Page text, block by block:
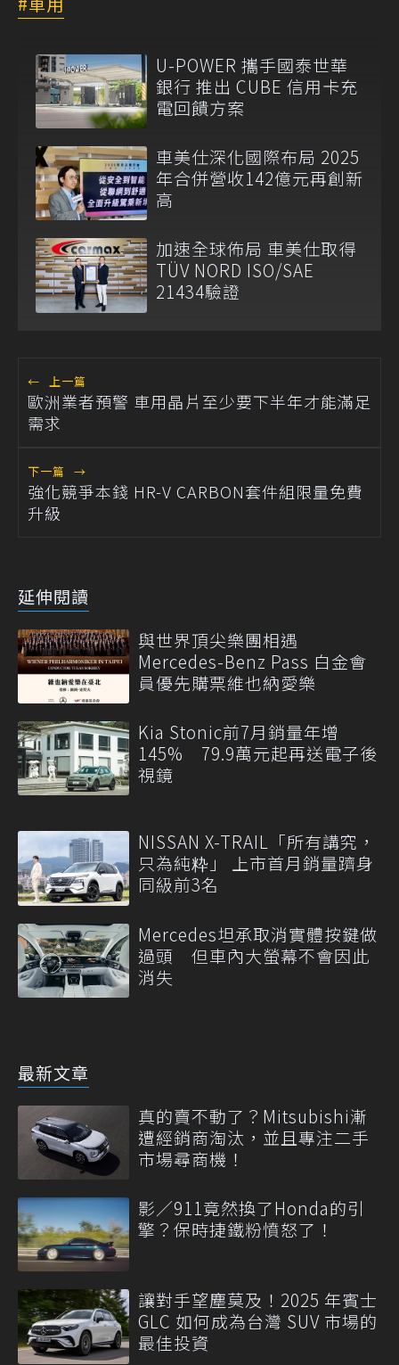
U-POWER 攜手國泰世華
銀行 推出 CUBE 信用卡充
電回饋方案
車美仕深化國際布局 2025
年合併營收142億元再創新
高
加速全球佈局 車美仕取得
TÜV NORD ISO/SAE
21434驗證
← 上一篇
歐洲業者預警 車用晶片至少要下半年才能滿足
需求
下一篇 →
強化競爭本錢 HR-V CARBON套件組限量免費
升級
延伸閱讀
與世界頂尖樂團相遇
Mercedes-Benz Pass 白金會
員優先購票維也納愛樂
Kia Stonic前7月銷量年增
145% 79.9萬元起再送電子後
視鏡
NISSAN X-TRAIL「所有講究，
只為純粋」 上市首月銷量躋身
同級前3名
Mercedes坦承取消實體按鍵做
過頭 但車內大螢幕不會因此
消失
最新文章
真的賣不動了？Mitsubishi漸
遭經銷商淘汰，並且專注二手
市場尋商機！
影／911竟然換了Honda的引
擎？保時捷鐵粉憤怒了！
讓對手望塵莫及！2025 年賓士
GLC 如何成為台灣 SUV 市場的
最佳投資